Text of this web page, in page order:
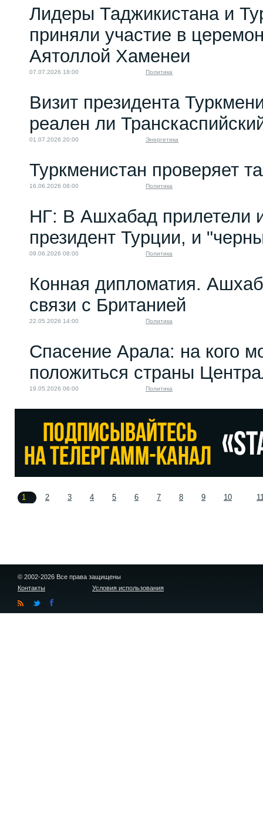
Лидеры Таджикистана и
приняли участие в
Аятоллой Хаменеи
07.07.2026 18:00 Политика
Визит президента
реален ли
01.07.2026 20:00 Энергетика
Туркменистан проверяет
16.06.2026 08:00 Политика
НГ: В Ашхабад прилетели
президент Турции, и
09.06.2026 08:00 Политика
Конная дипломатия.
связи с Британией
22.05.2026 14:00 Политика
Спасение Арала: на кого
положиться страны
19.05.2026 06:00 Политика
1 2 3 4 5 6 7 8 9 10
© 2002-2026 Все права защищены
Контакты
Условия использования